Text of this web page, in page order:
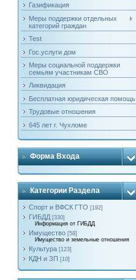
Газификация
Меры поддержки отдельных
категорий граждан
Test
Гос.услуги дом
Меры социальной поддержки
семьям участникам СВО
Ликвидация
Бесплатная юридическая помощь
Трудовые отношения
645 лет г. Чухломе
Форма Входа
Категории Раздела
Спорт и ВФСК ГТО [192]
ГИБДД [330]
Информация от ГИБДД
Имущество [58]
Имущество и земельные отношения
Культура [123]
КДН и ЗП [10]